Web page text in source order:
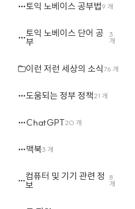
토익 노베이스 공부법9 개
토익 노베이스 단어 공
부
3
개
이런 저런 세상의 소식76 개
도움되는 정부 정책21 개
ChatGPT20 개
맥북3 개
컴퓨터 및 기기 관련 정
보
8
개